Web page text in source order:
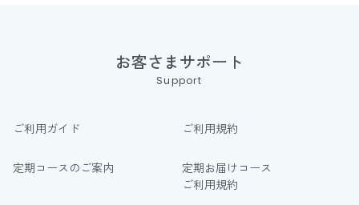
お客さまサポート
Support
ご利用ガイド ご利用規約
定期コースのご案内
定期お届けコース
ご利用規約